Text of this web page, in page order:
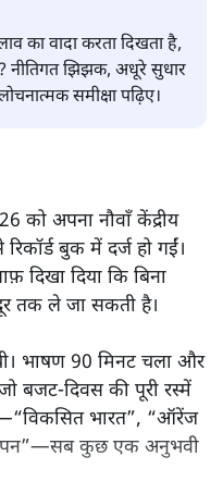
का वादा करता दिखता है,
नीतिगत झिझक, अधूरे सुधार
समीक्षा पढ़िए।
को अपना नौवाँ केंद्रीय
बुक में दर्ज हो गईं।
दिया कि बिना
तक ले जा सकती है।
भाषण 90 मिनट चला और
बजट‑दिवस की पूरी रस्में
भारत”, “ऑरेंज
कुछ एक अनुभवी